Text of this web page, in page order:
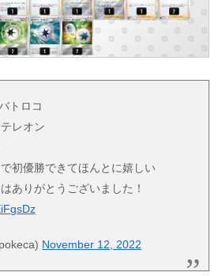
トロコ
レオン
初優勝できてほんとに嬉しい
ありがとうございました！
November 12, 2022